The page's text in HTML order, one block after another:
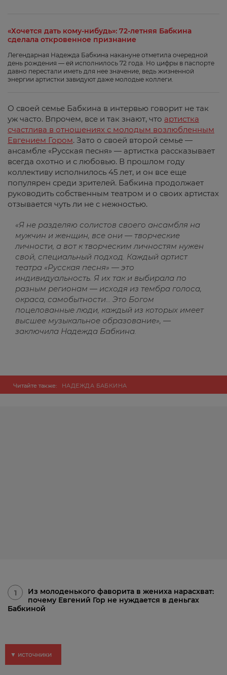
«Хочется дать кому-нибудь»: 72-летняя Бабкина
сделала откровенное признание
Легендарная Надежда Бабкина накануне отметила очередной
день рождения — ей исполнилось 72 года. Но цифры в паспорте
давно перестали иметь для нее значение, ведь жизненной
энергии артистки завидуют даже молодые коллеги.
О своей семье Бабкина в интервью говорит не так
уж часто. Впрочем, все и так знают, что артистка
счастлива в отношениях с молодым возлюбленным
Евгением Гором. Зато о своей второй семье —
ансамбле «Русская песня» — артистка рассказывает
всегда охотно и с любовью. В прошлом году
коллективу исполнилось 45 лет, и он все еще
популярен среди зрителей. Бабкина продолжает
руководить собственным театром и о своих артистах
отзывается чуть ли не с нежностью.
«Я не разделяю солистов своего ансамбля на
мужчин и женщин, все они — творческие
личности, а вот к творческим личностям нужен
свой, специальный подход. Каждый артист
театра «Русская песня» — это
индивидуальность. Я их так и выбирала по
разным регионам — исходя из тембра голоса,
окраса, самобытности… Это Богом
поцелованные люди, каждый из которых имеет
высшее музыкальное образование», —
заключила Надежда Бабкина.
Читайте также: НАДЕЖДА БАБКИНА
1
Из молоденького фаворита в жениха нарасхват:
почему Евгений Гор не нуждается в деньгах
Бабкиной
▼ источники